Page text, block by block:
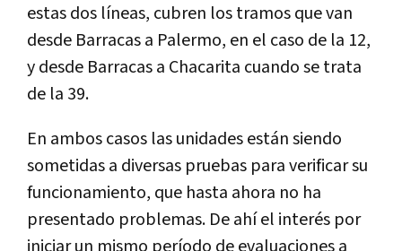
estas dos líneas, cubren los tramos que van
desde Barracas a Palermo, en el caso de la 12,
y desde Barracas a Chacarita cuando se trata
de la 39.
En ambos casos las unidades están siendo
sometidas a diversas pruebas para verificar su
funcionamiento, que hasta ahora no ha
presentado problemas. De ahí el interés por